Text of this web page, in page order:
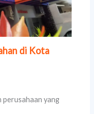
di Kota
perusahaan yang